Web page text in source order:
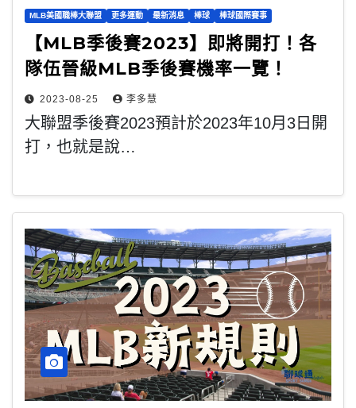
MLB美國職棒大聯盟 更多運動 最新消息 棒球 棒球國際賽事
【MLB季後賽2023】即將開打！各
隊伍晉級MLB季後賽機率一覽！
2023-08-25 李多慧
大聯盟季後賽2023預計於2023年10月3日開
打，也就是說…